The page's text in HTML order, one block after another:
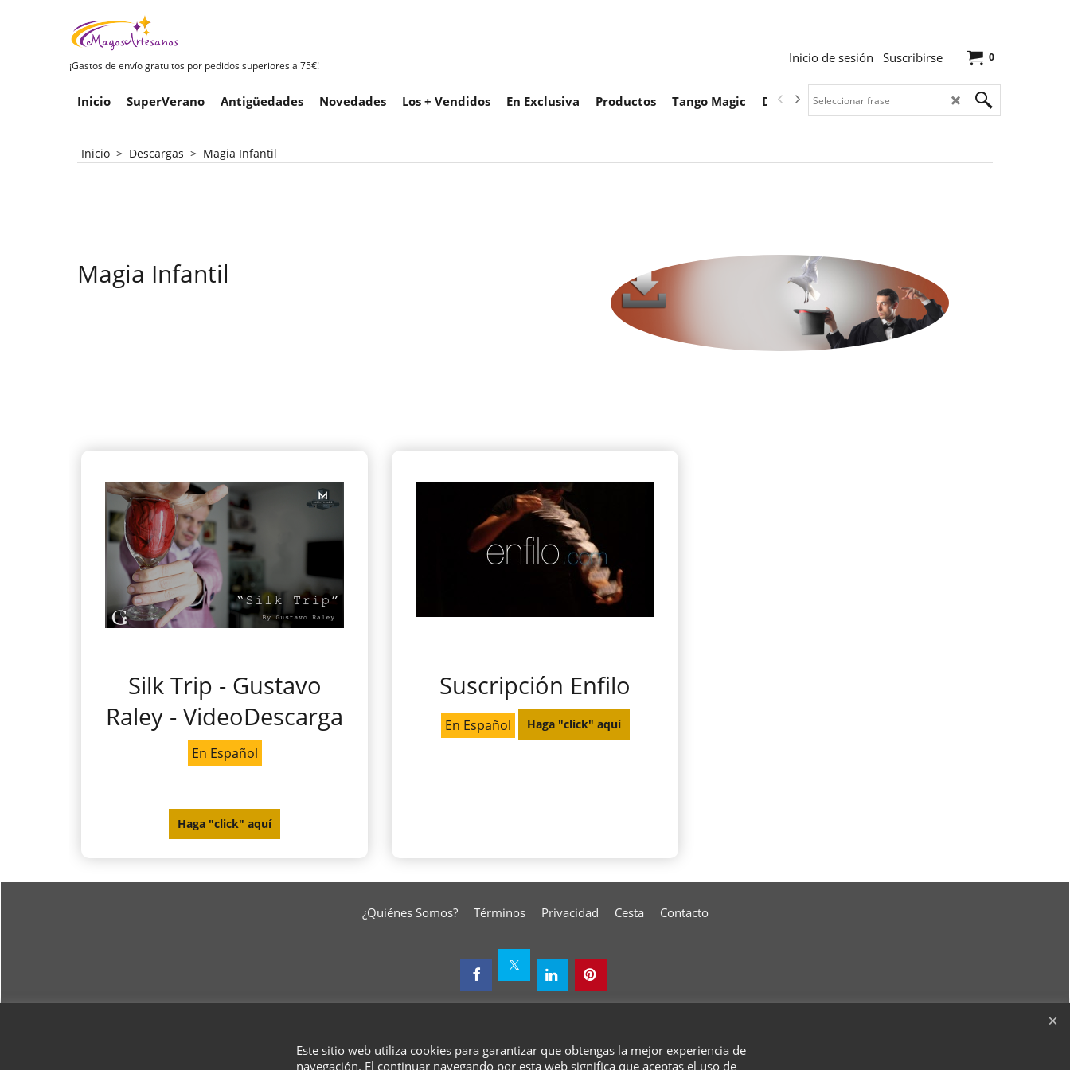
¡Gastos de envío gratuitos por pedidos superiores a 75€!
0
Inicio de sesión Suscribirse
Inicio SuperVerano Antigüedades Novedades Los + Vendidos En Exclusiva Productos Tango Magic Descargas
Inicio > Descargas > Magia Infantil
Magia Infantil
Silk Trip - Gustavo
Raley - VideoDescarga
En Español
Haga "click" aquí
Suscripción Enfilo
En Español Haga "click" aquí
¿Quiénes Somos? Términos Privacidad Cesta Contacto
ShopFactory eCommerce
software was used.
Este sitio web utiliza cookies para garantizar que obtengas la mejor experiencia de
navegación. El continuar navegando por esta web significa que aceptas el uso de